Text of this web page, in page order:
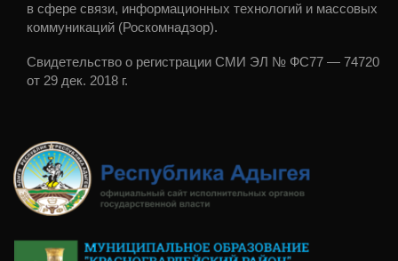
в сфере связи, информационных технологий и массовых
коммуникаций (Роскомнадзор).
Свидетельство о регистрации СМИ ЭЛ № ФС77 — 74720
от 29 дек. 2018 г.